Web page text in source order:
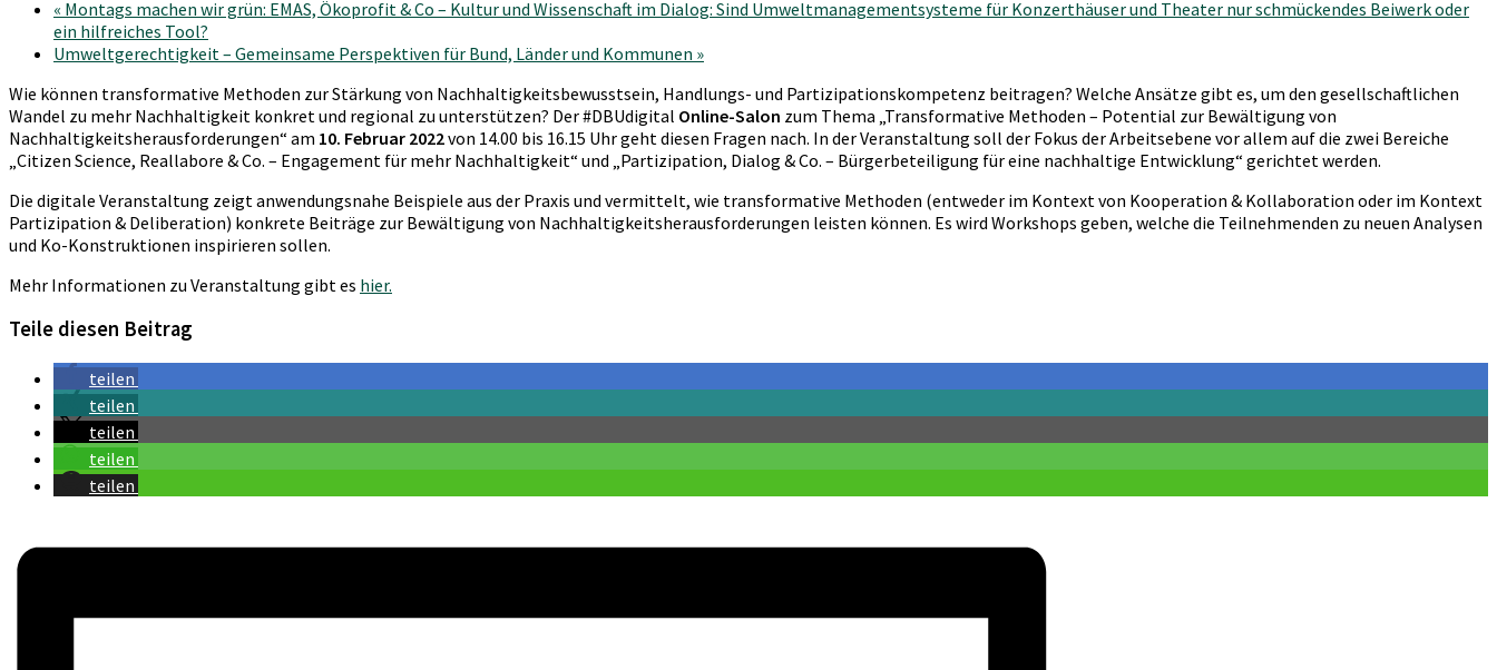
« Montags machen wir grün: EMAS, Ökoprofit & Co – Kultur und Wissenschaft im Dialog: Sind Umweltmanagementsysteme für Konzerthäuser und Theater nur schmückendes Beiwerk oder
ein hilfreiches Tool?
Umweltgerechtigkeit – Gemeinsame Perspektiven für Bund, Länder und Kommunen »
Wie können transformative Methoden zur Stärkung von Nachhaltigkeitsbewusstsein, Handlungs- und Partizipationskompetenz beitragen? Welche Ansätze gibt es, um den gesellschaftlichen
Wandel zu mehr Nachhaltigkeit konkret und regional zu unterstützen? Der #DBUdigital Online-Salon zum Thema „Transformative Methoden – Potential zur Bewältigung von
Nachhaltigkeitsherausforderungen“ am 10. Februar 2022von 14.00 bis 16.15 Uhr geht diesen Fragen nach. In der Veranstaltung soll der Fokus der Arbeitsebene vor allem auf die zwei Bereiche
„Citizen Science, Reallabore & Co. – Engagement für mehr Nachhaltigkeit“ und „Partizipation, Dialog & Co. – Bürgerbeteiligung für eine nachhaltige Entwicklung“ gerichtet werden.
Die digitale Veranstaltung zeigt anwendungsnahe Beispiele aus der Praxis und vermittelt, wie transformative Methoden (entweder im Kontext von Kooperation & Kollaboration oder im Kontext
Partizipation & Deliberation) konkrete Beiträge zur Bewältigung von Nachhaltigkeitsherausforderungen leisten können. Es wird Workshops geben, welche die Teilnehmenden zu neuen Analysen
und Ko-Konstruktionen inspirieren sollen.
Mehr Informationen zu Veranstaltung gibt es hier.
Teile diesen Beitrag
teilen
teilen
teilen
teilen
teilen